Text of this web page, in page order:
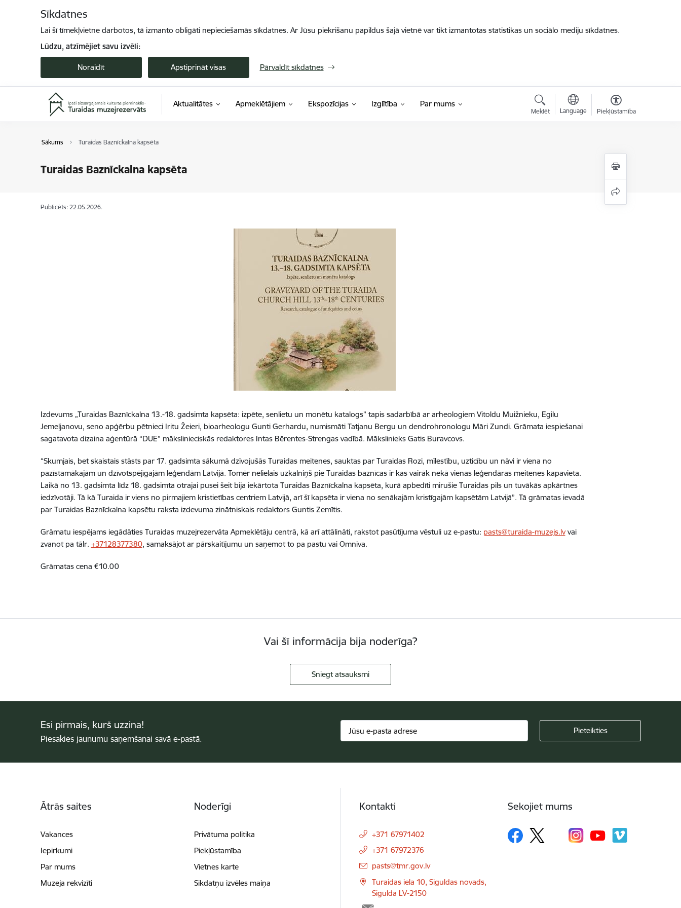
Sīkdatnes
Lai šī tīmekļvietne darbotos, tā izmanto obligāti nepieciešamās sīkdatnes. Ar Jūsu piekrišanu papildus šajā vietnē var tikt izmantotas statistikas un sociālo mediju sīkdatnes.
Lūdzu, atzīmējiet savu izvēli:
Noraidīt Apstiprināt visas Pārvaldīt sīkdatnes
Aktualitātes Apmeklētājiem Ekspozīcijas Izglītība Par mums
Meklēt Language Piekļūstamība
Sākums Turaidas Baznīckalna kapsēta
Turaidas Baznīckalna kapsēta
Publicēts: 22.05.2026.
Izdevums „Turaidas Baznīckalna 13.-18. gadsimta kapsēta: izpēte, senlietu un monētu katalogs” tapis sadarbībā ar arheologiem Vitoldu Muižnieku, Egilu
Jemeļjanovu, seno apģērbu pētnieci Iritu Žeieri, bioarheologu Gunti Gerhardu, numismāti Tatjanu Bergu un dendrohronologu Māri Zundi. Grāmata iespiešanai
sagatavota dizaina aģentūrā “DUE” mākslinieciskās redaktores Intas Bērentes-Strengas vadībā. Mākslinieks Gatis Buravcovs.
“Skumjais, bet skaistais stāsts par 17. gadsimta sākumā dzīvojušās Turaidas meitenes, sauktas par Turaidas Rozi, mīlestību, uzticību un nāvi ir viena no
pazīstamākajām un dzīvotspējīgajām leģendām Latvijā. Tomēr nelielais uzkalniņš pie Turaidas baznīcas ir kas vairāk nekā vienas leģendāras meitenes kapavieta.
Laikā no 13. gadsimta līdz 18. gadsimta otrajai pusei šeit bija iekārtota Turaidas Baznīckalna kapsēta, kurā apbedīti mirušie Turaidas pils un tuvākās apkārtnes
iedzīvotāji. Tā kā Turaida ir viens no pirmajiem kristietības centriem Latvijā, arī šī kapsēta ir viena no senākajām kristīgajām kapsētām Latvijā”. Tā grāmatas ievadā
par Turaidas Baznīckalna kapsētu raksta izdevuma zinātniskais redaktors Guntis Zemītis.
Grāmatu iespējams iegādāties Turaidas muzejrezervāta Apmeklētāju centrā, kā arī attālināti, rakstot pasūtījuma vēstuli uz e-pastu: pasts@turaida-muzejs.lvvai
zvanot pa tālr. +37128377380, samaksājot ar pārskaitījumu un saņemot to pa pastu vai Omniva.
Grāmatas cena €10.00
Vai šī informācija bija noderīga?
Sniegt atsauksmi
Esi pirmais, kurš uzzina!
Piesakies jaunumu saņemšanai savā e-pastā.
Ātrās saites
Vakances
Iepirkumi
Par mums
Muzeja rekvizīti
Noderīgi
Privātuma politika
Piekļūstamība
Vietnes karte
Sīkdatņu izvēles maiņa
Kontakti
+371 67971402
+371 67972376
E-pasts:
pasts@tmr.gov.lv
Turaidas iela 10, Siguldas novads,
Sigulda LV-2150
Sekojiet mums